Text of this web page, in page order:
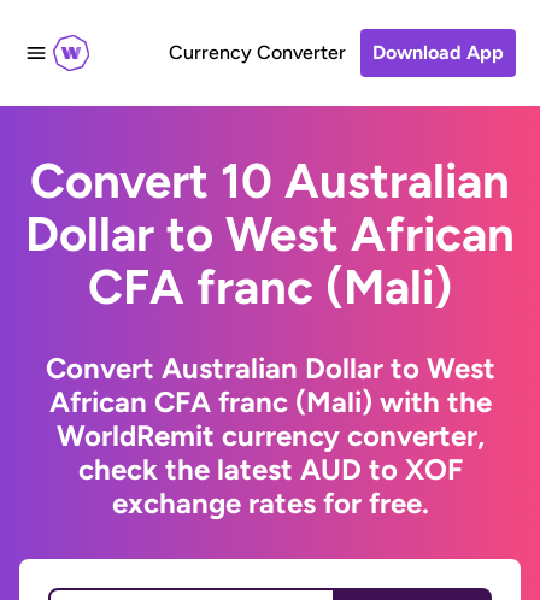
Currency Converter Download App
Convert 10 Australian
Dollar to West African
CFA franc (Mali)
Convert Australian Dollar to West
African CFA franc (Mali) with the
WorldRemit currency converter,
check the latest AUD to XOF
exchange rates for free.